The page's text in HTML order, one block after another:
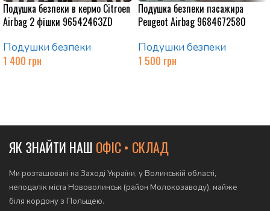
Подушка безпеки в кермо Citroen
Airbag 2 фішки 96542463ZD
Подушки безпеки
1 400 грн
Подушка безпеки пасажира
Peugeot Airbag 9684672580
Подушки безпеки
1 500 грн
ЯК ЗНАЙТИ НАШ ОФІС • СКЛАД
Ми розташовані на Заході України, у Волинській області,
неподалік міста Нововолинськ (район Молокозаводу), майже
біля кордону з Польщею.